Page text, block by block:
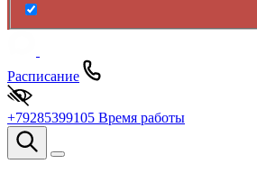
Расписание
+79285399105 Время работы